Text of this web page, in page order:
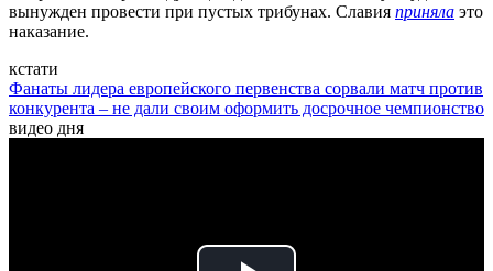
вынужден провести при пустых трибунах. Славия приняла это
наказание.
кстати
Фанаты лидера европейского первенства сорвали матч против
конкурента – не дали своим оформить досрочное чемпионство
видео дня